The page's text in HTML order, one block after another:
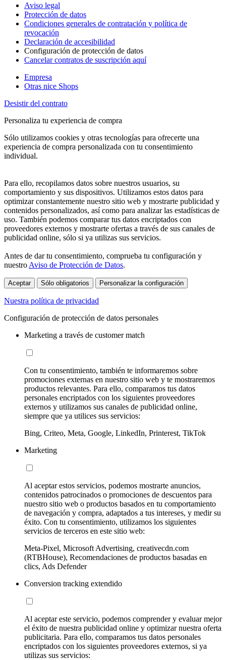
Aviso legal
Protección de datos
Condiciones generales de contratación y política de
revocación
Declaración de accesibilidad
Configuración de protección de datos
Cancelar contratos de suscripción aquí
Empresa
Otras nice Shops
Desistir del contrato
Personaliza tu experiencia de compra
Sólo utilizamos cookies y otras tecnologías para ofrecerte una
experiencia de compra personalizada con tu consentimiento
individual.
Para ello, recopilamos datos sobre nuestros usuarios, su
comportamiento y sus dispositivos. Utilizamos estos datos para
optimizar constantemente nuestro sitio web y mostrarte publicidad y
contenidos personalizados, así como para analizar las estadísticas de
uso. También podemos comparar tus datos encriptados con
proveedores externos y mostrarte ofertas a través de sus canales de
publicidad online, sólo si ya utilizas sus servicios.
Antes de dar tu consentimiento, comprueba tu configuración y
nuestro Aviso de Protección de Datos.
Aceptar Sólo obligatorios Personalizar la configuración
Nuestra política de privacidad
Configuración de protección de datos personales
Marketing a través de customer match
Con tu consentimiento, también te informaremos sobre
promociones externas en nuestro sitio web y te mostraremos
productos relevantes. Para ello, comparamos tus datos
personales encriptados con los siguientes proveedores
externos y utilizamos sus canales de publicidad online,
siempre que ya utilices sus servicios:
Bing, Criteo, Meta, Google, LinkedIn, Printerest, TikTok
Marketing
Al aceptar estos servicios, podemos mostrarte anuncios,
contenidos patrocinados o promociones de descuentos para
nuestro sitio web o productos basados en tu comportamiento
de navegación y compra, adaptados a tus intereses, y medir su
éxito. Con tu consentimiento, utilizamos los siguientes
servicios de terceros en este sitio web:
Meta-Pixel, Microsoft Advertising, creativecdn.com
(RTBHouse), Recomendaciones de productos basadas en
clics, Ads Defender
Conversion tracking extendido
Al aceptar este servicio, podemos comprender y evaluar mejor
el éxito de nuestra publicidad online y optimizar nuestra oferta
publicitaria. Para ello, comparamos tus datos personales
encriptados con los siguientes proveedores externos, si ya
utilizas sus servicios: